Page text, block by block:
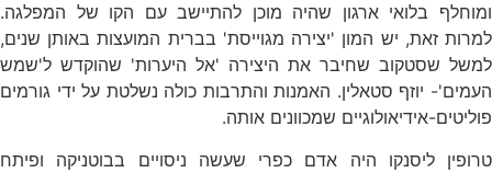
ומוחלף בלואי ארגון שהיה מוכן להתיישב עם הקו של המפלגה.
למרות זאת, יש המון 'יצירה מגוייסת' בברית המועצות באותן שנים,
למשל שסטקוב שחיבר את היצירה 'אל היערות' שהוקדש ל'שמש
העמים'- יוזף סטאלין. האמנות והתרבות כולה נשלטת על ידי גורמים
פוליטים-אידיאולוגיים שמכוונים אותה.
טרופין ליסנקו היה אדם כפרי שעשה ניסויים בבוטניקה ופיתח